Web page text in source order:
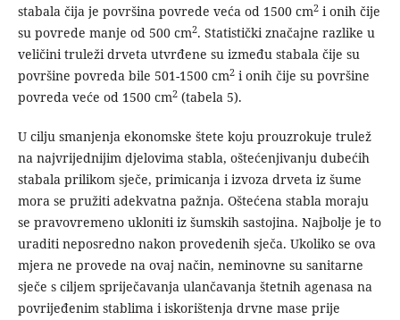
stabala čija je površina povrede veća od 1500 cm2i onih čije
su povrede manje od 500 cm2. Statistički značajne razlike u
veličini truleži drveta utvrđene su između stabala čije su
površine povreda bile 501-1500 cm2i onih čije su površine
povreda veće od 1500 cm2(tabela 5).
U cilju smanjenja ekonomske štete koju prouzrokuje trulež
na najvrijednijim djelovima stabla, oštećenjivanju dubećih
stabala prilikom sječe, primicanja i izvoza drveta iz šume
mora se pružiti adekvatna pažnja. Oštećena stabla moraju
se pravovremeno ukloniti iz šumskih sastojina. Najbolje je to
uraditi neposredno nakon provedenih sječa. Ukoliko se ova
mjera ne provede na ovaj način, neminovne su sanitarne
sječe s ciljem spriječavanja ulančavanja štetnih agenasa na
povrijeđenim stablima i iskorištenja drvne mase prije